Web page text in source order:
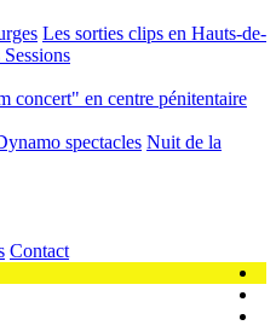
Les sorties clips en Hauts-de-
Sessions
concert" en centre pénitentaire
spectacles Nuit de la
Contact